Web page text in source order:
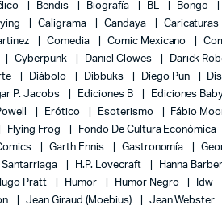
Bendis Biografía BL Bongo
Caligrama Candaya Caricaturas
Comedia Comic Mexicano
Cyberpunk Daniel Clowes Darick
Diábolo Dibbuks Diego Pun
P. Jacobs Ediciones B Ediciones
Erótico Esoterismo Fábio
Flying Frog Fondo De Cultura Económica
Garth Ennis Gastronomía
Santarriaga H.P. Lovecraft Hanna
Pratt Humor Humor Negro Idw
Jean Giraud (Moebius) Jean Webster